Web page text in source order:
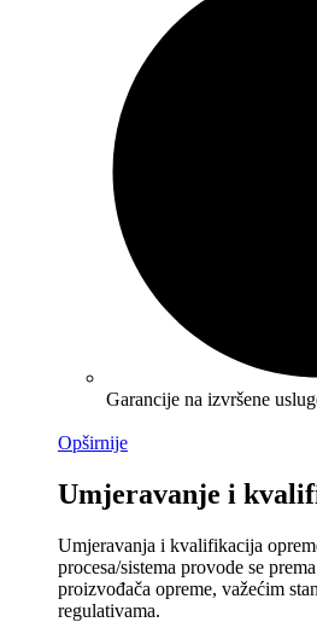
Garancije na izvršene
Opširnije
Umjeravanje i
Umjeravanja i kvalifikacija
procesa/sistema provode se
proizvođača opreme, važećim
regulativama.